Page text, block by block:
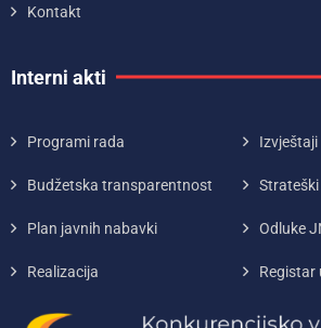
Kontakt
Interni akti
Programi rada Izvještaji
Budžetska transparentnost
Plan javnih nabavki Odluke
Realizacija Registar